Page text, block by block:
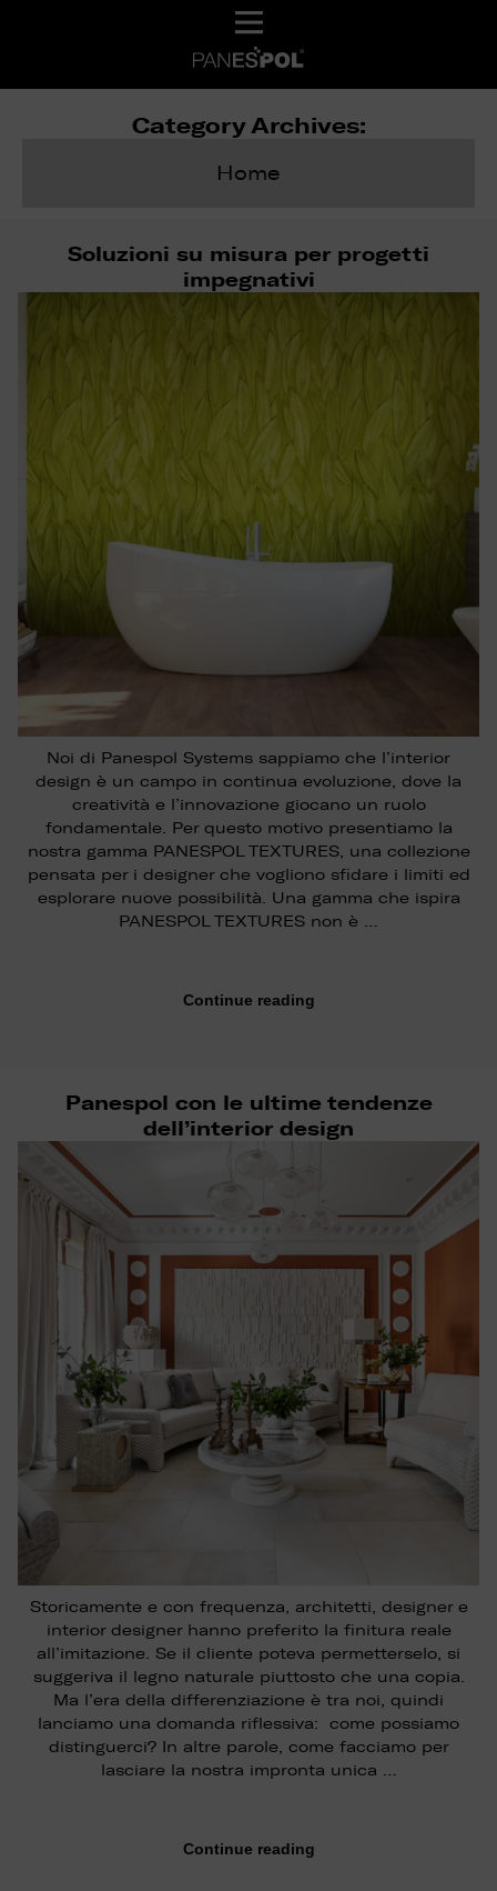
Category Archives:
Home
Soluzioni su misura per progetti
impegnativi
Noi di Panespol Systems sappiamo che l’interior
design è un campo in continua evoluzione, dove la
creatività e l’innovazione giocano un ruolo
fondamentale. Per questo motivo presentiamo la
nostra gamma PANESPOL TEXTURES, una collezione
pensata per i designer che vogliono sfidare i limiti ed
esplorare nuove possibilità. Una gamma che ispira
PANESPOL TEXTURES non è …
Continue reading
Panespol con le ultime tendenze
dell’interior design
Storicamente e con frequenza, architetti, designer e
interior designer hanno preferito la finitura reale
all’imitazione. Se il cliente poteva permetterselo, si
suggeriva il legno naturale piuttosto che una copia.
Ma l’era della differenziazione è tra noi, quindi
lanciamo una domanda riflessiva: come possiamo
distinguerci? In altre parole, come facciamo per
lasciare la nostra impronta unica …
Continue reading